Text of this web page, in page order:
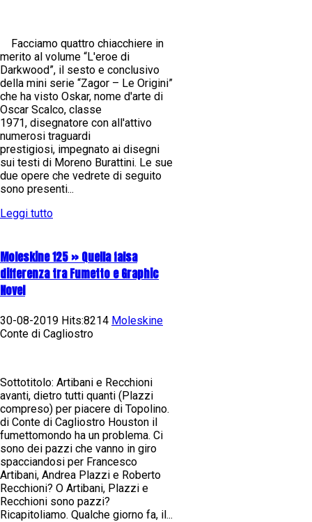
Facciamo quattro chiacchiere in
merito al volume “L'eroe di
Darkwood”, il sesto e conclusivo
della mini serie “Zagor – Le Origini”
che ha visto Oskar, nome d'arte di
Oscar Scalco, classe
1971, disegnatore con all'attivo
numerosi traguardi
prestigiosi, impegnato ai disegni
sui testi di Moreno Burattini. Le sue
due opere che vedrete di seguito
sono presenti...
Leggi tutto
Moleskine 125 » Quella falsa
differenza tra Fumetto e Graphic
Novel
30-08-2019 Hits:8214 Moleskine
Conte di Cagliostro
Sottotitolo: Artibani e Recchioni
avanti, dietro tutti quanti (Plazzi
compreso) per piacere di Topolino.
di Conte di Cagliostro Houston il
fumettomondo ha un problema. Ci
sono dei pazzi che vanno in giro
spacciandosi per Francesco
Artibani, Andrea Plazzi e Roberto
Recchioni? O Artibani, Plazzi e
Recchioni sono pazzi?
Ricapitoliamo. Qualche giorno fa, il...